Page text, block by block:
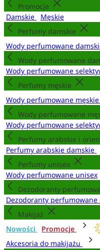
Promocje
Damskie
Męskie
Perfumy damskie
Wody perfumowane
Wody perfumowane
Wody perfumowane
Perfumy męskie
Wody perfumowane męskie
Wody perfumowane
Wody perfumowane
Perfumy arabskie i
Perfumy arabskie damskie
Perfumy unisex
Wody perfumowane unisex
Dezodoranty
Dezodoranty perfumowane
Makijaż
Nowości
Promocje
Akcesoria do makijażu